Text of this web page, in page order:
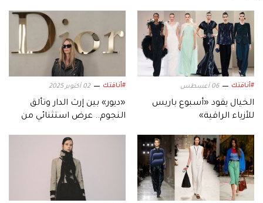
#أناقتك 06 أغسطس
الخيال يقود «أسبوع باريس
للأزياء الراقية»
#أناقتك 02 أكتوبر 2025
«ديور» بين إرث الدار وتألق
النجوم.. عرض استثنائي من